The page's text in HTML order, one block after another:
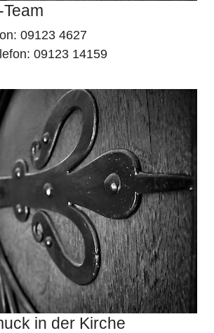
09123 4627
09123 14159
in der Kirche